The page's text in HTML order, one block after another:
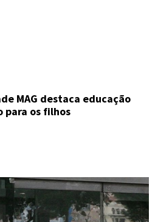
MAG destaca educação
para os filhos